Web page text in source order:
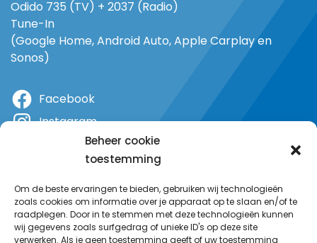
Beheer cookie
toestemming
Om de beste ervaringen te bieden, gebruiken wij technologieën
zoals cookies om informatie over je apparaat op te slaan en/of te
raadplegen. Door in te stemmen met deze technologieën kunnen
wij gegevens zoals surfgedrag of unieke ID's op deze site
verwerken. Als je geen toestemming geeft of uw toestemming
Odido 735 (TV) + 2037 (Radio)
Tune-In
(Google Home, Android Auto, Apple Carplay en
Sonos)
Facebook
Instagram
YouTube